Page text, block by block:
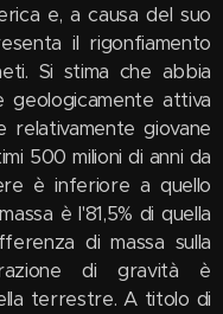
e, a causa del suo
il rigonfiamento
Si stima che abbia
attiva
relativamente giovane
500 milioni di anni da
è inferiore a quello
è l'81,5% di quella
di massa sulla
di gravità è
terrestre. A titolo di